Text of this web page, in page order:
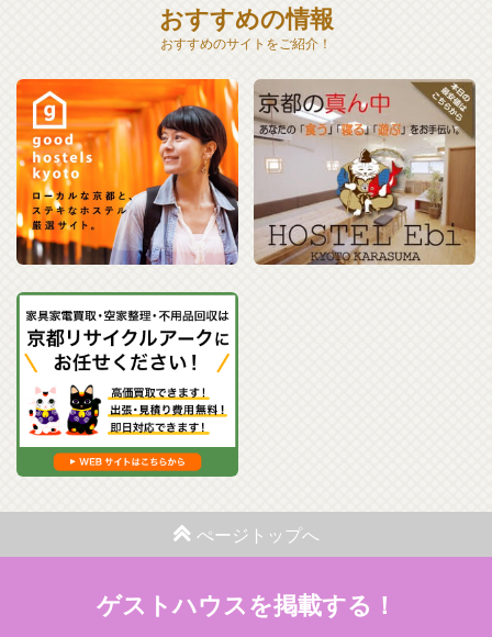
おすすめの情報
おすすめのサイトをご紹介！
ぺージトップへ
ゲストハウスを掲載する！